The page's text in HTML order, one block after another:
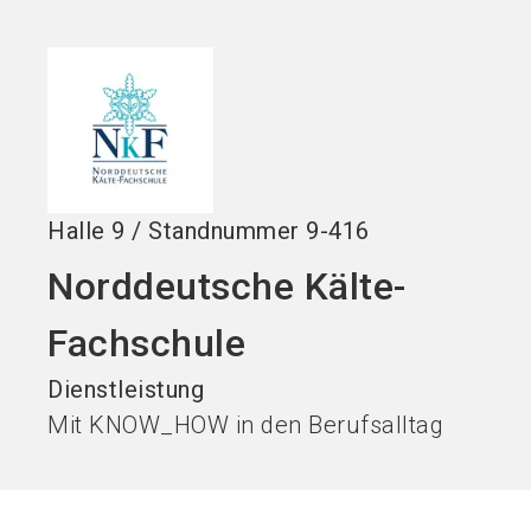
Halle 9 / Standnummer 9-416
Norddeutsche Kälte-
Fachschule
Dienstleistung
Mit KNOW_HOW in den Berufsalltag